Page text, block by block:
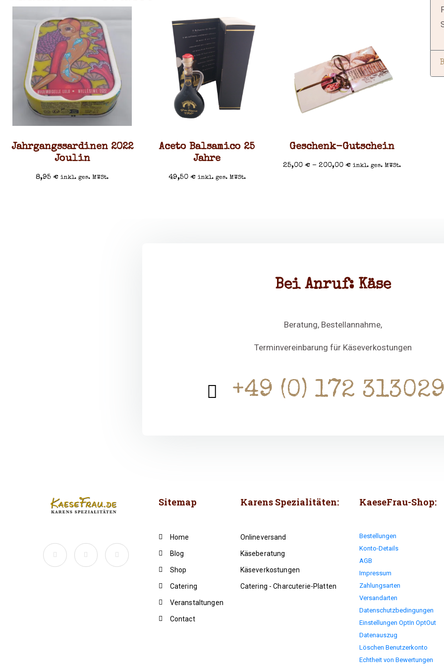
Jahrgangssardinen 2022
Joulin
8,95€ inkl. ges. MWSt.
Aceto Balsamico 25
Jahre
49,50 € inkl. ges. MWSt.
Geschenk-Gutschein
25,00 €– 200,00 € inkl. ges. MWSt.
Bei Anruf: Käse
Beratung, Bestellannahme,
Terminvereinbarung für Käseverkostungen
+49 (0) 172
Sitemap
Home
Blog
Shop
Catering
Veranstaltungen
Contact
Karens Spezialitäten:
Onlineversand
Käseberatung
Käseverkostungen
Catering - Charcuterie-Platten
KaeseFrau-Shop:
Bestellungen
Konto-Details
AGB
Impressum
Zahlungsarten
Versandarten
Datenschutzbedingungen
Einstellungen OptIn OptOut
Datenauszug
Löschen Benutzerkonto
Echtheit von Bewertungen